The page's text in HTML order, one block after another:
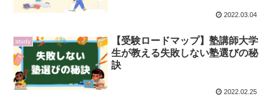
2022.03.04
study
【受験ロードマップ】塾講師大学
生が教える失敗しない塾選びの秘
訣
2022.02.25